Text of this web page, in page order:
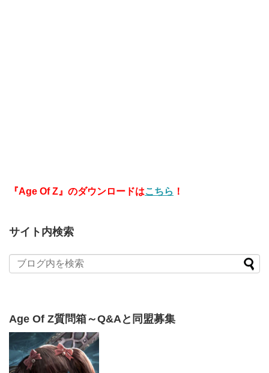
『Age Of Z』のダウンロードはこちら ！
サイト内検索
Age Of Z質問箱～Q&Aと同盟募集